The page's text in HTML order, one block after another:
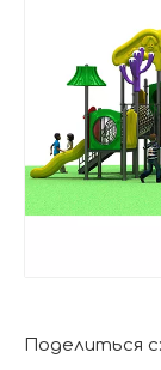
Поделиться с: